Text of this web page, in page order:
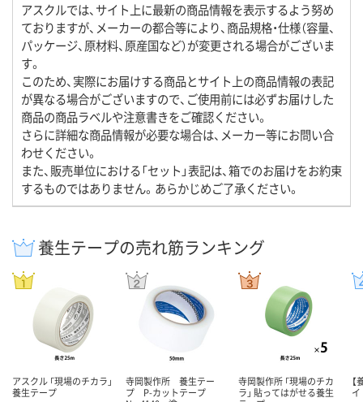
アスクルでは、サイト上に最新の商品情報を表示するよう努め
ておりますが、メーカーの都合等により、商品規格・仕様（容量、
パッケージ、原材料、原産国など）が変更される場合がございま
す。
このため、実際にお届けする商品とサイト上の商品情報の表記
が異なる場合がございますので、ご使用前には必ずお届けした
商品の商品ラベルや注意書きをご確認ください。
さらに詳細な商品情報が必要な場合は、メーカー等にお問い合
わせください。
また、販売単位における「セット」表記は、箱でのお届けをお約束
するものではありません。あらかじめご了承ください。
養生テープの売れ筋ランキング
アスクル 「現場のチカラ」
養生テープ
寺岡製作所 養生テー
プ P-カットテープ
寺岡製作所 「現場のチカ
ラ」 貼ってはがせる養生